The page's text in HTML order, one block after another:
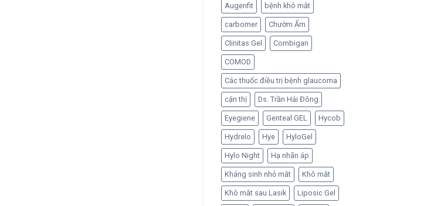
Augenfit bệnh khô mắt
carbomer Chườm Ấm
Clinitas Gel Combigan
COMOD
Các thuốc điều trị bệnh glaucoma
cận thị Ds. Trần Hải Đông
Eyegiene Genteal GEL Hycob
Hydrelo Hye HyloGel
Hylo Night Hạ nhãn áp
Kháng sinh nhỏ mắt Khô mắt
Khô mắt sau Lasik Liposic Gel